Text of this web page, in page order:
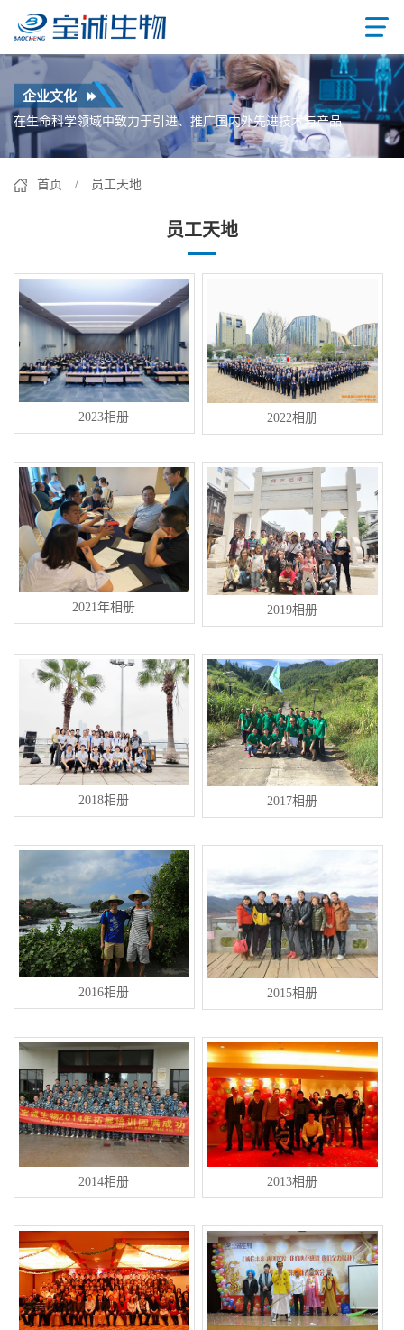
企业文化
在生命科学领域中致力于引进、推广国内外先进技术与产品
首页 / 员工天地
员工天地
2023相册 2022相册
2021年相册 2019相册
2018相册 2017相册
2016相册 2015相册
2014相册 2013相册